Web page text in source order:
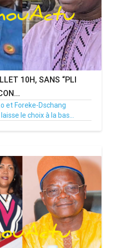
10H, SANS “PLI
et Foreke-Dschang
le choix à la bas...
MenouActu 0